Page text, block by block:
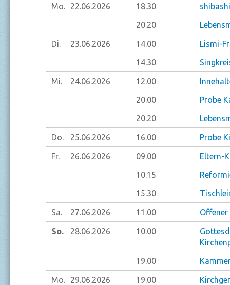
Mo. 22.06.2026 18.30
20.20
Di. 23.06.2026 14.00
Lismi-
14.30
Mi. 24.06.2026 12.00
20.00
Probe
20.20
Do. 25.06.2026 16.00 Probe
Fr. 26.06.2026 09.00
Eltern-
10.15
15.30
Sa. 27.06.2026 11.00
So. 28.06.2026 10.00
19.00
Mo. 29.06.2026 19.00